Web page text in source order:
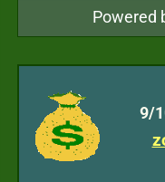
Powered
9/